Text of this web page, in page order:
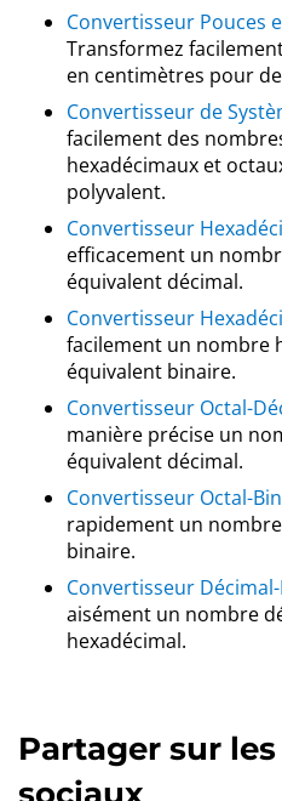
Convertisseur Pouces
Transformez
en centimètres pour
Convertisseur de
facilement des
hexadécimaux et
polyvalent.
Convertisseur
efficacement un
équivalent décimal.
Convertisseur
facilement un nombre
équivalent binaire.
Convertisseur Octal-
manière précise un
équivalent décimal.
Convertisseur Octal-
rapidement un
binaire.
Convertisseur
aisément un nombre
hexadécimal.
Partager sur